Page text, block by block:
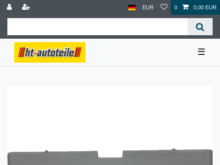
EUR 0 0,00 EUR
☰